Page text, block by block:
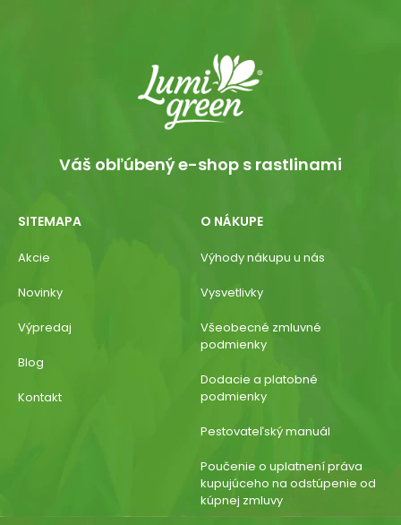
Váš obľúbený e-shop s rastlinami
SITEMAPA
Akcie
Novinky
Výpredaj
Blog
Kontakt
O NÁKUPE
Výhody nákupu u nás
Vysvetlivky
Všeobecné zmluvné
podmienky
Dodacie a platobné
podmienky
Pestovateľský manuál
Poučenie o uplatnení práva
kupujúceho na odstúpenie od
kúpnej zmluvy